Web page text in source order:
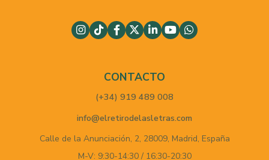
CONTACTO
(+34) 919 489 008
info@elretirodelasletras.com
Calle de la Anunciación, 2, 28009, Madrid, España
M-V: 9:30-14:30 / 16:30-20:30